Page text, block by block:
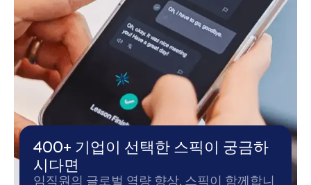
400+ 기업이 선택한 스픽이 궁금하
시다면
임직원의 글로벌 역량 향상, 스픽이 함께합니